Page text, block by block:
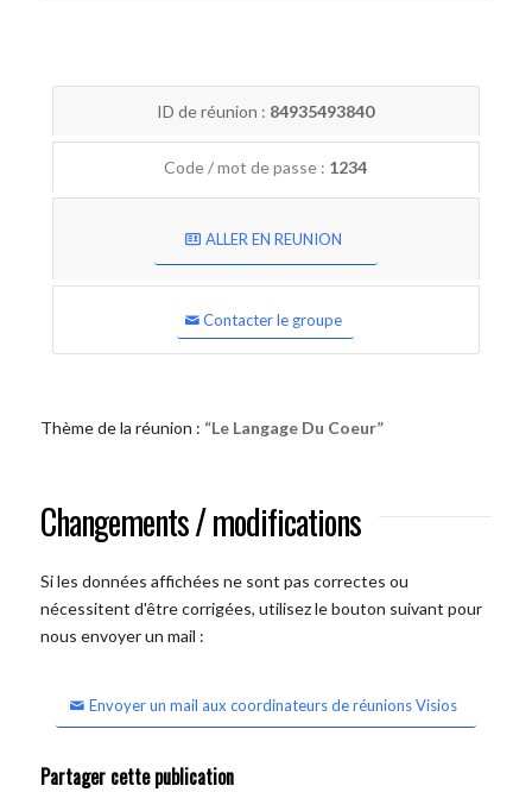
ID de réunion : 84935493840
Code / mot de passe : 1234
ALLER EN REUNION
Contacter le groupe
Thème de la réunion : “Le Langage Du Coeur”
Changements / modifications
Si les données affichées ne sont pas correctes ou
nécessitent d'être corrigées, utilisez le bouton suivant pour
nous envoyer un mail :
Envoyer un mail aux coordinateurs de réunions Visios
Partager cette publication